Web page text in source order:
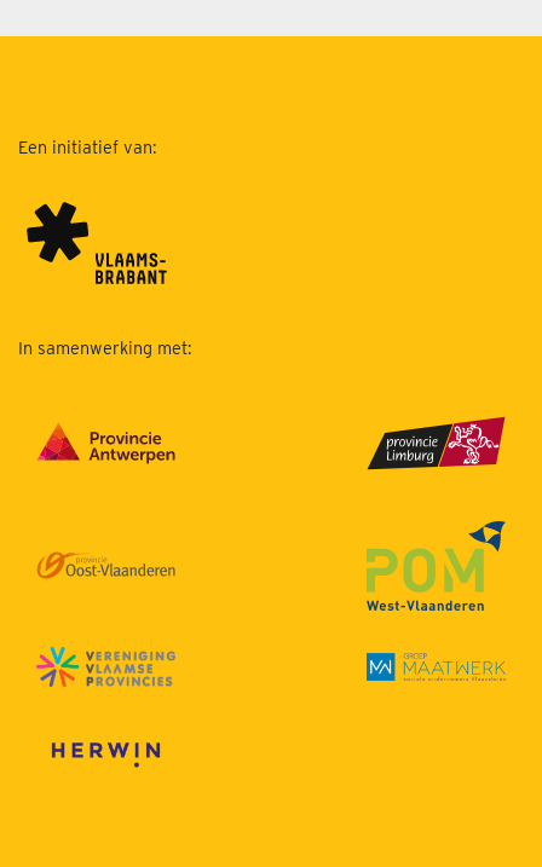
Een initiatief van:
In samenwerking met: